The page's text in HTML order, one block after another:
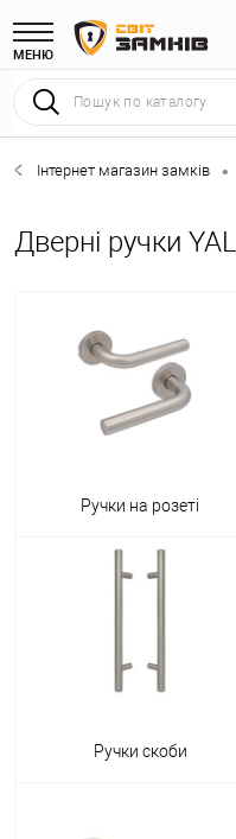
МЕНЮ
Інтернет магазин замків •
Дверні ручки
Ручки на розеті
Ручки скоби